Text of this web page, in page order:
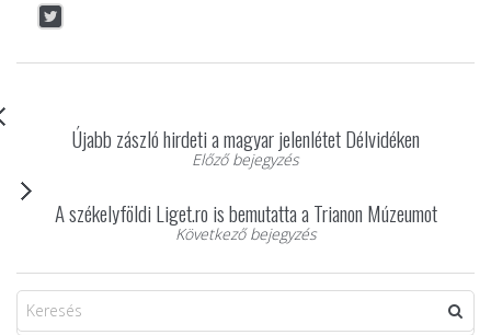
Újabb zászló hirdeti a magyar jelenlétet Délvidéken
Előző bejegyzés
A székelyföldi Liget.ro is bemutatta a Trianon Múzeumot
Következő bejegyzés